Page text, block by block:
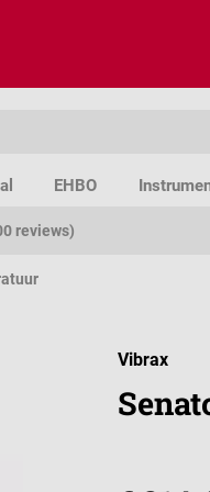
EHBO
reviews)
Vibrax